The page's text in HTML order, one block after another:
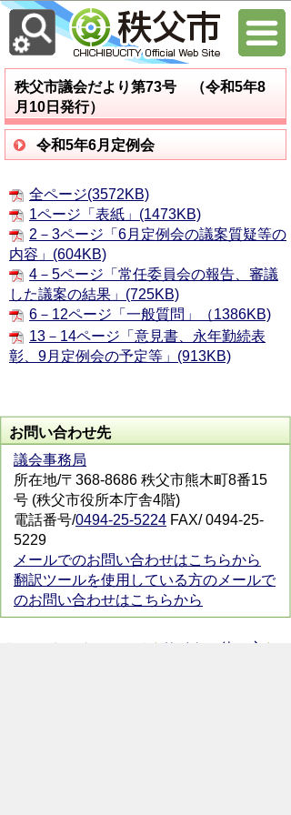
秩父市議会だより第73号 （令和5年8
月10日発行）
令和5年6月定例会
全ページ(3572KB)
1ページ「表紙」(1473KB)
2－3ページ「6月定例会の議案質疑等の
内容」(604KB)
4－5ページ「常任委員会の報告、審議
した議案の結果」(725KB)
6－12ページ「一般質問」（1386KB)
13－14ページ「意見書、永年勤続表
彰、9月定例会の予定等」(913KB)
お問い合わせ先
議会事務局
所在地/〒368-8686 秩父市熊木町8番15
号 (秩父市役所本庁舎4階)
電話番号/0494-25-5224 FAX/ 0494-25-
5229
メールでのお問い合わせはこちらから
翻訳ツールを使用している方のメールで
のお問い合わせはこちらから
ホームページについて サイトの使い方